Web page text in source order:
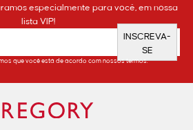
especialmente para você, em nossa
lista VIP!
INSCREVA-
SE
que você está de acordo com nossos termos.